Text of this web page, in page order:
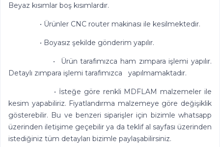
Beyaz kısımlar boş kısımlardır.
• Ürünler CNC router makinası ile kesilmektedir.
• Boyasız şekilde gönderim yapılır.
• Ürün tarafımızca ham zımpara işlemi yapılır.
Detaylı zımpara işlemi tarafımızca yapılmamaktadır.
• İsteğe göre renkli MDFLAM malzemeler ile
kesim yapabiliriz. Fiyatlandırma malzemeye göre değişiklik
gösterebilir. Bu ve benzeri siparişler için bizimle whatsapp
üzerinden iletişime geçebilir ya da teklif al sayfası üzerinden
istediğiniz tüm detayları bizimle paylaşabilirsiniz.